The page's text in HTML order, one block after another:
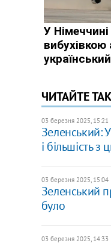
ЧИТАЙТЕ
03 березня 2025, 15:21
Зеленський:
і більшість з
03 березня 2025, 15:04
Зеленський
було
03 березня 2025, 14:33